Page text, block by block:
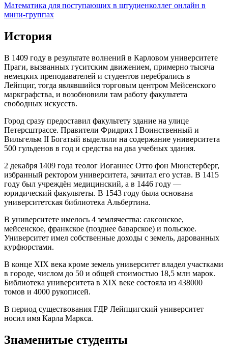
Математика для поступающих в штудиенколлег онлайн в
мини-группах
История
В 1409 году в результате волнений в Карловом университете
Праги, вызванных гуситским движением, примерно тысяча
немецких преподавателей и студентов перебрались в
Лейпциг, тогда являвшийся торговым центром Мейсенского
маркграфства, и возобновили там работу факультета
свободных искусств.
Город сразу предоставил факультету здание на улице
Петерсштрассе. Правители Фридрих I Воинственный и
Вильгельм II Богатый выделили на содержание университета
500 гульденов в год и средства на два учебных здания.
2 декабря 1409 года теолог Иоганнес Отто фон Мюнстерберг,
избранный ректором университета, зачитал его устав. В 1415
году был учреждён медицинский, а в 1446 году —
юридический факультеты. В 1543 году была основана
университетская библиотека Альбертина.
В университете имелось 4 землячества: саксонское,
мейсенское, франкское (позднее баварское) и польское.
Университет имел собственные доходы с земель, дарованных
курфюрстами.
В конце XIX века кроме земель университет владел участками
в городе, числом до 50 и общей стоимостью 18,5 млн марок.
Библиотека университета в XIX веке состояла из 438000
томов и 4000 рукописей.
В период существования ГДР Лейпцигский университет
носил имя Карла Маркса.
Знаменитые студенты